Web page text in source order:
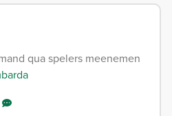
qua spelers meenemen